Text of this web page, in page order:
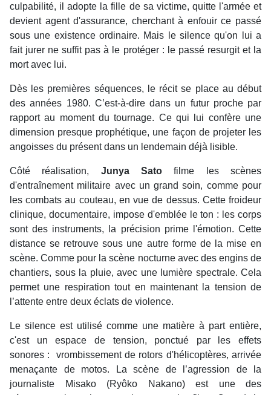
culpabilité, il adopte la fille de sa victime, quitte l'armée et
devient agent d'assurance, cherchant à enfouir ce passé
sous une existence ordinaire. Mais le silence qu'on lui a
fait jurer ne suffit pas à le protéger : le passé resurgit et la
mort avec lui.
Dès les premières séquences, le récit se place au début
des années 1980. C’est-à-dire dans un futur proche par
rapport au moment du tournage. Ce qui lui confère une
dimension presque prophétique, une façon de projeter les
angoisses du présent dans un lendemain déjà lisible.
Côté réalisation, Junya Sato filme les scènes
d'entraînement militaire avec un grand soin, comme pour
les combats au couteau, en vue de dessus. Cette froideur
clinique, documentaire, impose d'emblée le ton : les corps
sont des instruments, la précision prime l'émotion. Cette
distance se retrouve sous une autre forme de la mise en
scène. Comme pour la scène nocturne avec des engins de
chantiers, sous la pluie, avec une lumière spectrale. Cela
permet une respiration tout en maintenant la tension de
l’attente entre deux éclats de violence.
Le silence est utilisé comme une matière à part entière,
c'est un espace de tension, ponctué par les effets
sonores :
vrombissement de rotors d'hélicoptères, arrivée
menaçante de motos. La scène de l’agression de la
journaliste Misako (Ryôko Nakano) est une des